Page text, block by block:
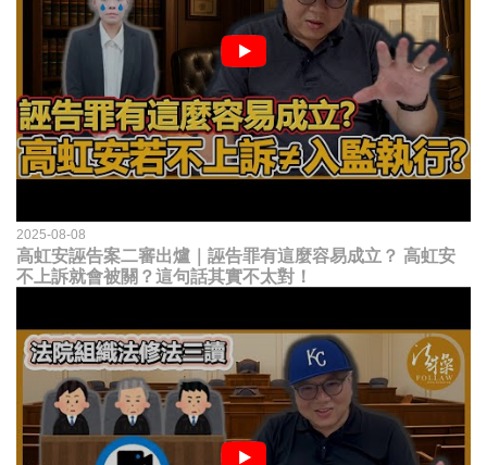
2025-08-08
高虹安誣告案二審出爐｜誣告罪有這麼容易成立？ 高虹安
不上訴就會被關？這句話其實不太對！